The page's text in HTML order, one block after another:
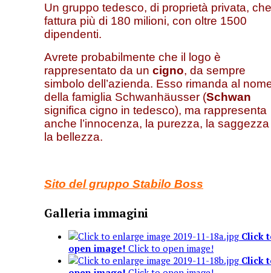
Un gruppo tedesco, di proprietà privata, che
fattura più di 180 milioni, con oltre 1500
dipendenti.
Avrete probabilmente che il logo è
rappresentato da un cigno, da sempre
simbolo dell’azienda. Esso rimanda al
della famiglia Schwanhäusser (Schwan
significa cigno in tedesco), ma rappresenta
anche l’innocenza, la purezza, la
la bellezza.
Sito del gruppo Stabilo Boss
Galleria immagini
Click
open image! Click to open image!
Click